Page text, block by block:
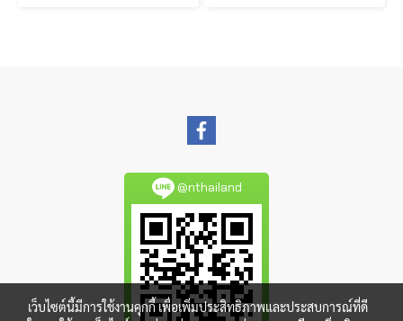
@nthailand
เว็บไซต์นี้มีการใช้งานคุกกี้ เพื่อเพิ่มประสิทธิภาพและประสบการณ์ที่ดี